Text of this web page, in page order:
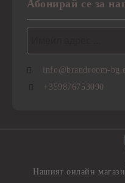
Абонирай се за
info@brandroom-
+359876753090
Нашият онлайн